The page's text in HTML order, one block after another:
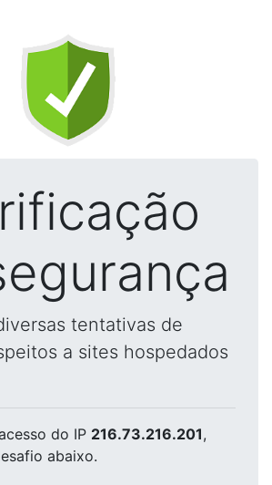
tentativas de
a sites hospedados
do IP 216.73.216.201,
abaixo.